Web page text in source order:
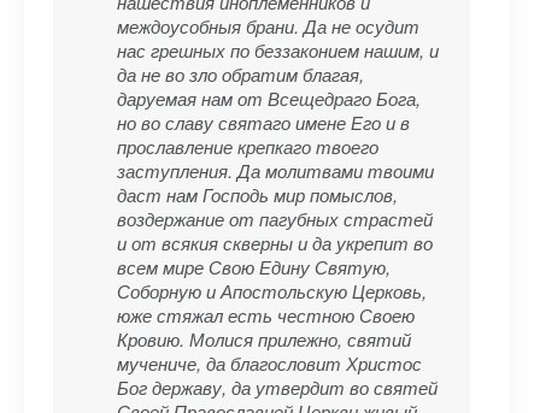
междоусобныя брани. Да не осудит
нас грешных по беззаконием нашим, и
да не во зло обратим благая,
даруемая нам от Всещедраго Бога,
но во славу святаго имене Его и в
прославление крепкаго твоего
заступления. Да молитвами твоими
даст нам Господь мир помыслов,
воздержание от пагубных страстей
и от всякия скверны и да укрепит во
всем мире Свою Едину Святую,
Соборную и Апостольскую Церковь,
юже стяжал есть честною Своею
Кровию. Молися прилежно, святий
мучениче, да благословит Христос
Бог державу, да утвердит во святей